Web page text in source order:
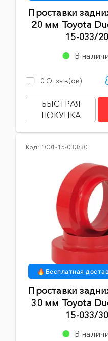
Проставки
20 мм Toyota
15-033/
В
0 Отзыв(ов)
БЫСТРАЯ
ПОКУПКА
Код: 1001-15-033/30
Бесплатная
Проставки
30 мм Toyota
15-033/
В